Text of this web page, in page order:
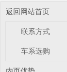
返回网站首页
联系方式
车系选购